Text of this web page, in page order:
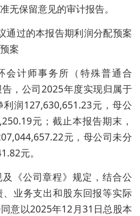
无保留意见的审计报告。
通过的本报告期利润分配预案
案
会计师事务所（特殊普通合
，公司2025年度实现归属于
润127,630,651.23元，母公
元；截止本报告期末，
元，母公司未分
元。
《公司章程》规定，结合公
业务支出和股东回报等实际
意以2025年12月31日总股本